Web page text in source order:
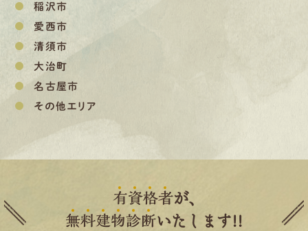
稲沢市
愛西市
清須市
大治町
名古屋市
その他エリア
有資格者が、
無料建物診断いたします!!